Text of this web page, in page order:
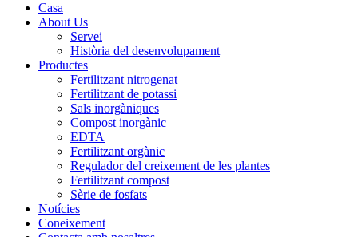
Casa
About Us
Servei
Història del desenvolupament
Productes
Fertilitzant nitrogenat
Fertilitzant de potassi
Sals inorgàniques
Compost inorgànic
EDTA
Fertilitzant orgànic
Regulador del creixement de les plantes
Fertilitzant compost
Sèrie de fosfats
Notícies
Coneixement